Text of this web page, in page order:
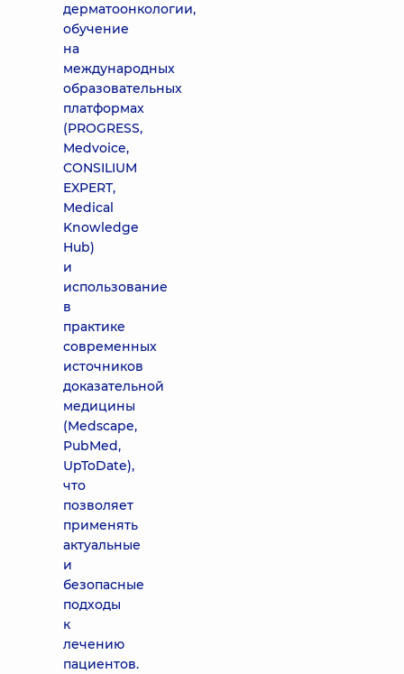
дерматоонкологии,
обучение
на
международных
образовательных
платформах
(PROGRESS,
Medvoice,
CONSILIUM
EXPERT,
Medical
Knowledge
Hub)
и
использование
в
практике
современных
источников
доказательной
медицины
(Medscape,
PubMed,
UpToDate),
что
позволяет
применять
актуальные
и
безопасные
подходы
к
лечению
пациентов.